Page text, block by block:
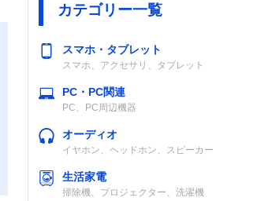
カテゴリー一覧
スマホ・タブレット
スマホ、アクセサリ、タブレット
PC・PC関連
PC、PC周辺機器
オーディオ
イヤホン、ヘッドホン、スピーカー
生活家電
掃除機、プロジェクター、洗濯機